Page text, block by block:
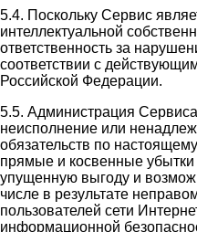
5.4. Поскольку Сервис
интеллектуальной
ответственность за
соответствии с
Российской Федерации.
5.5. Администрация Сервиса
неисполнение или
обязательств по
прямые и косвенные
упущенную выгоду и
числе в результате
пользователей сети
информационной